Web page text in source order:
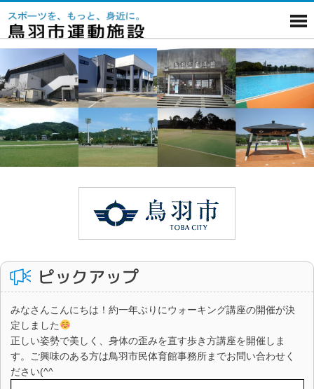
ピックアップ
みなさんこんにちは！約一年ぶりにウォーキング講座の開催が決
定しました
正しい姿勢で美しく、身体の歪みを直す歩き方講座を開催しま
す。ご興味のある方は鳥羽市民体育館事務所までお問い合わせく
ださい(^^